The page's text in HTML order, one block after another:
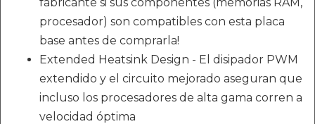
procesador) son compatibles con esta placa
base antes de comprarla!
Extended Heatsink Design - El disipador PWM
extendido y el circuito mejorado aseguran que
incluso los procesadores de alta gama corren a
velocidad óptima